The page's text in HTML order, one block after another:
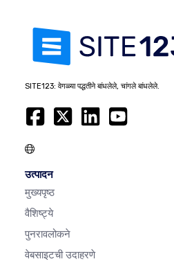
SITE123: वेगळ्या पद्धतीने बांधलेले, चांगले बांधलेले.
उत्पादन
मुख्यपृष्ठ
वैशिष्ट्ये
पुनरावलोकने
वेबसाइटची उदाहरणे